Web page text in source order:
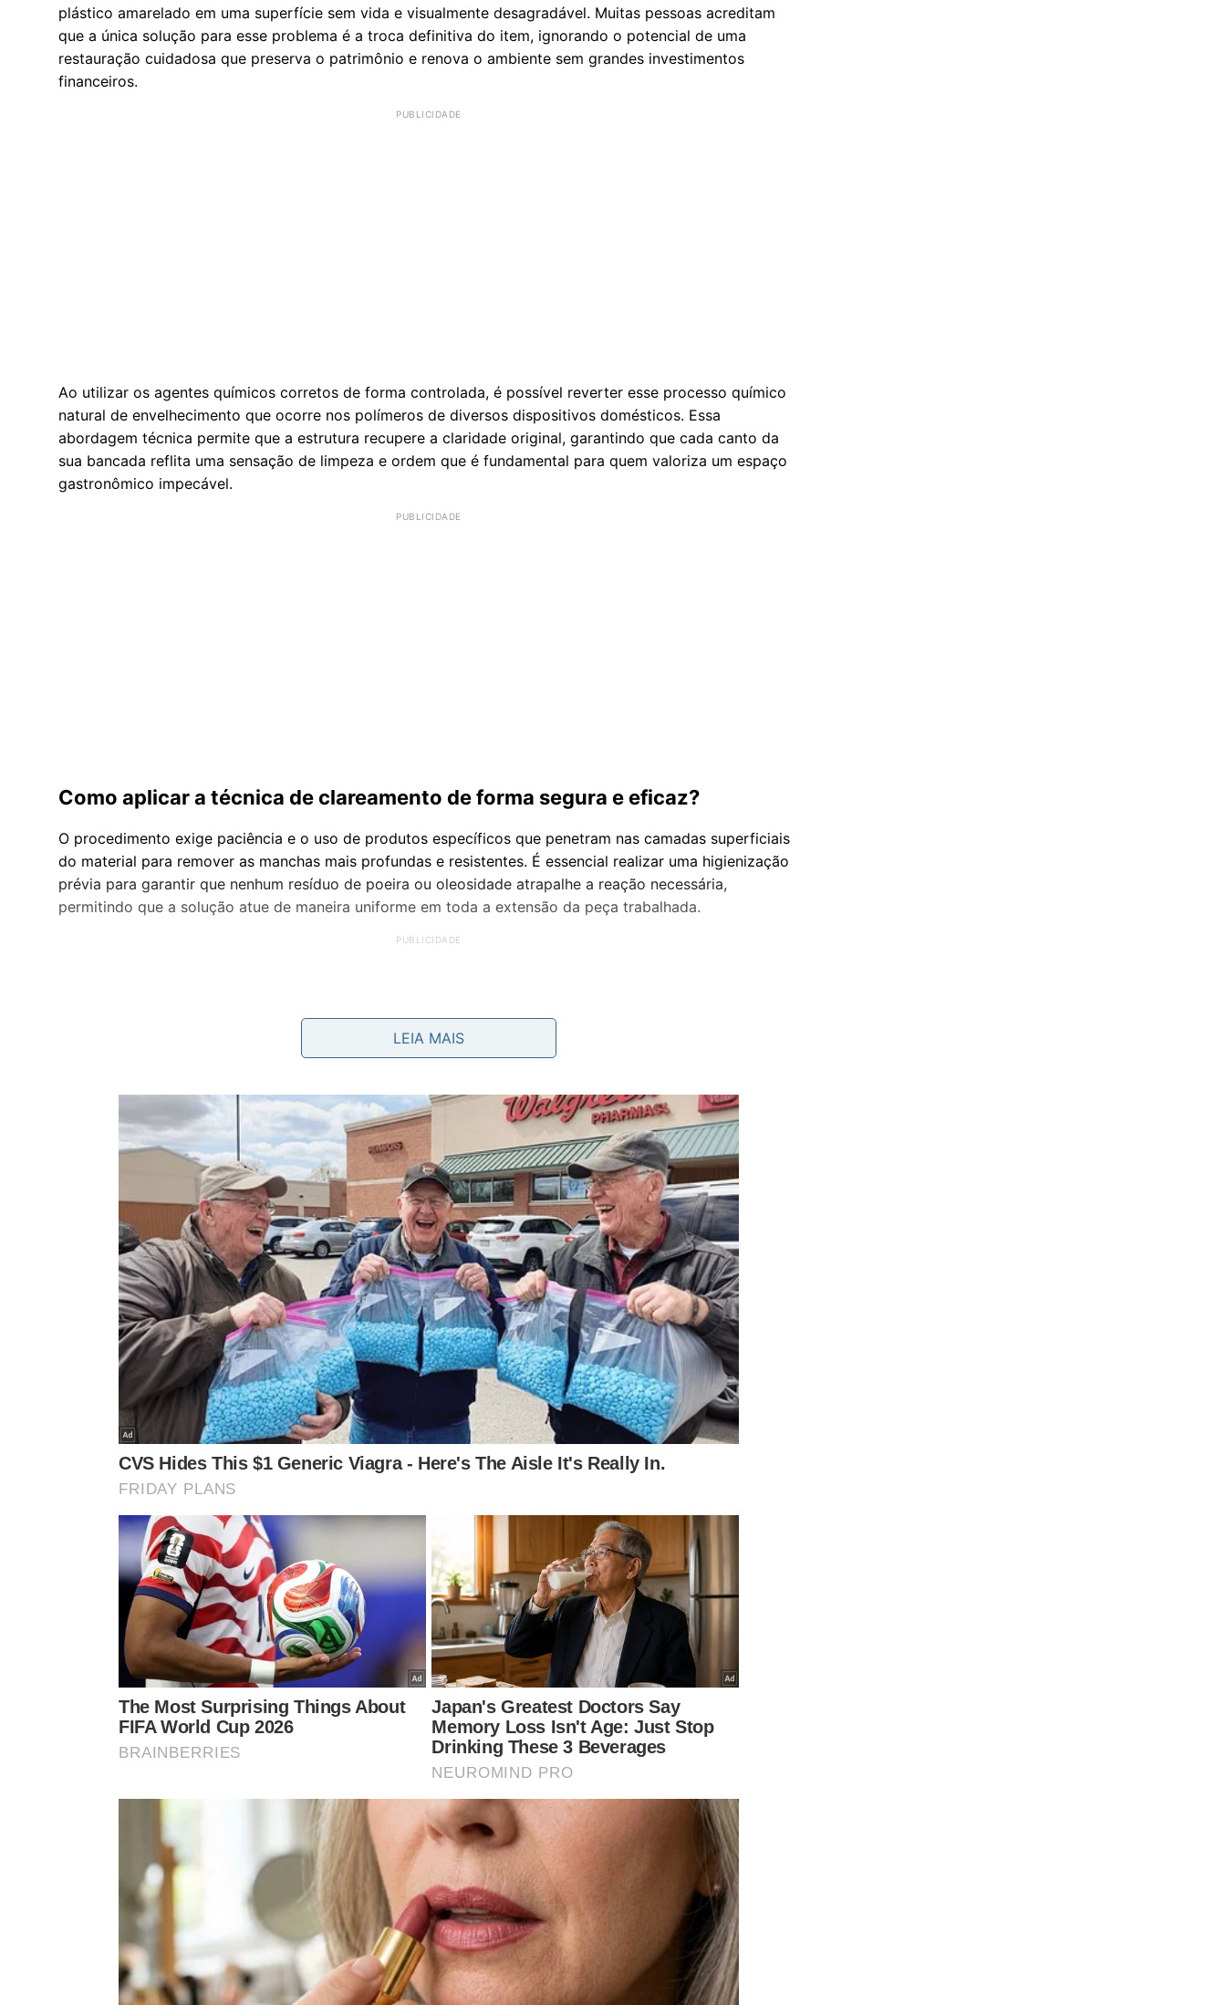
plástico amarelado em uma superfície sem vida e visualmente desagradável. Muitas pessoas acreditam
que a única solução para esse problema é a troca definitiva do item, ignorando o potencial de uma
restauração cuidadosa que preserva o patrimônio e renova o ambiente sem grandes investimentos
financeiros.
Ao utilizar os agentes químicos corretos de forma controlada, é possível reverter esse processo químico
natural de envelhecimento que ocorre nos polímeros de diversos dispositivos domésticos. Essa
abordagem técnica permite que a estrutura recupere a claridade original, garantindo que cada canto da
sua bancada reflita uma sensação de limpeza e ordem que é fundamental para quem valoriza um espaço
gastronômico impecável.
Como aplicar a técnica de clareamento de forma segura e eficaz?
O procedimento exige paciência e o uso de produtos específicos que penetram nas camadas superficiais
do material para remover as manchas mais profundas e resistentes. É essencial realizar uma higienização
prévia para garantir que nenhum resíduo de poeira ou oleosidade atrapalhe a reação necessária,
permitindo que a solução atue de maneira uniforme em toda a extensão da peça trabalhada.
A aplicação deve ser feita com luvas e auxílio de ferramentas simples que espalhem o produto de maneira
homogênea por todos os vincos e detalhes do acabamento externo. O isolamento térmico e a proteção
contra a evaporação rápida são passos cruciais para que a fórmula tenha tempo suficiente de agir sobre
as moléculas degradadas, devolvendo o aspecto de novo para o seu equipamento.
A restauração completa é demonstrada passo a passo com o uso de água oxigenada e exposição
controlada ao sol no
canal Faby Franco Obras Reformas e Diy do YouTube
LEIA MAIS